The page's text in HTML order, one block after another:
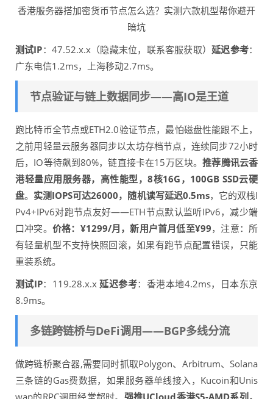
香港服务器搭加密货币节点怎么选？实测六款机型帮你避开
暗坑
测试IP：47.52.x.x（隐藏末位，联系客服获取）延迟参考：
广东电信1.2ms，上海移动2.7ms。
节点验证与链上数据同步——高IO是王道
跑比特币全节点或ETH2.0验证节点，最怕磁盘性能跟不上，
之前用轻量云服务器同步以太坊存档节点，连续同步72小时
后，IO等待飙到80%，链直接卡在15万区块。推荐腾讯云香
港轻量应用服务器，高性能型，8核16G，100GB SSD云硬
盘。 实测IOPS可达26000，随机读写延迟0.5ms，它的双栈I
Pv4+IPv6对跑节点友好——ETH节点默认监听IPv6，减少端
口冲突。 价格：¥1299/月，新用户首月低至¥99，注意：所
有轻量机型不支持快照回滚，如果有跑节点配置错误，只能
重装系统。
测试IP：119.28.x.x延迟参考：香港本地4.2ms，日本东京
8.9ms。
多链跨链桥与DeFi调用——BGP多线分流
做跨链桥聚合器,需要同时抓取Polygon、Arbitrum、Solana
三条链的Gas费数据，如果服务器单线接入，Kucoin和Unis